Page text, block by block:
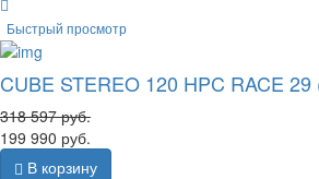
Быстрый просмотр
CUBE STEREO 120 HPC RACE 29
318 597руб.
199 990 руб.
В корзину